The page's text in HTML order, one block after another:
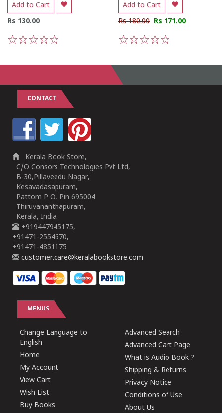
Add to Cart
Rs 130.00
Add to Cart
Rs 180.00 Rs 171.00
CONTACT
Kerala Book Store,
C/O Consors Technologies Pvt Ltd,
B-30,Pillaveedu Nagar,
Kesavadasapuram,
Pattom P O, Pin 695004
Thiruvananthapuram,
Kerala, India.
+919447945175,
+91471-2554670,
+91471-4851175
customer.care@keralabookstore.com
MENUS
Change Language to
English
Home
My Account
View Cart
Wish List
Buy Books
Advanced Search
Advanced Cart Page
What is Audio Book ?
Shipping & Returns
Privacy Notice
Conditions of Use
About Us